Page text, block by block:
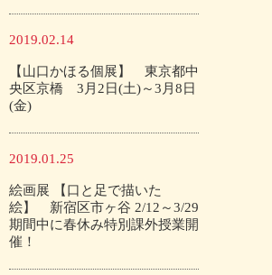
2019.02.14
【山口かほる個展】 東京都中
央区京橋 3月2日(土)～3月8日
(金)
2019.01.25
絵画展 【口と足で描いた
絵】 新宿区市ヶ谷 2/12～3/29
期間中に春休み特別課外授業開
催！